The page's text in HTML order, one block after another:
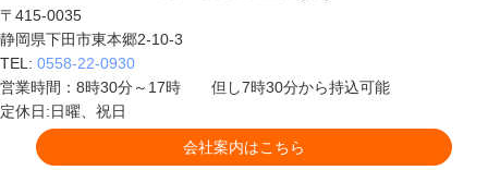
〒415-0035
静岡県下田市東本郷2-10-3
TEL: 0558-22-0930
営業時間：8時30分～17時 但し7時30分から持込可能
定休日:日曜、祝日
会社案内はこちら